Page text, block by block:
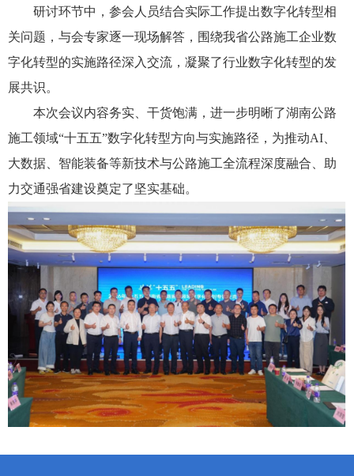
研讨环节中，参会人员结合实际工作提出数字化转型相
关问题，与会专家逐一现场解答，围绕我省公路施工企业数
字化转型的实施路径深入交流，凝聚了行业数字化转型的发
展共识。
本次会议内容务实、干货饱满，进一步明晰了湖南公路
施工领域“十五五”数字化转型方向与实施路径，为推动AI、
大数据、智能装备等新技术与公路施工全流程深度融合、助
力交通强省建设奠定了坚实基础。